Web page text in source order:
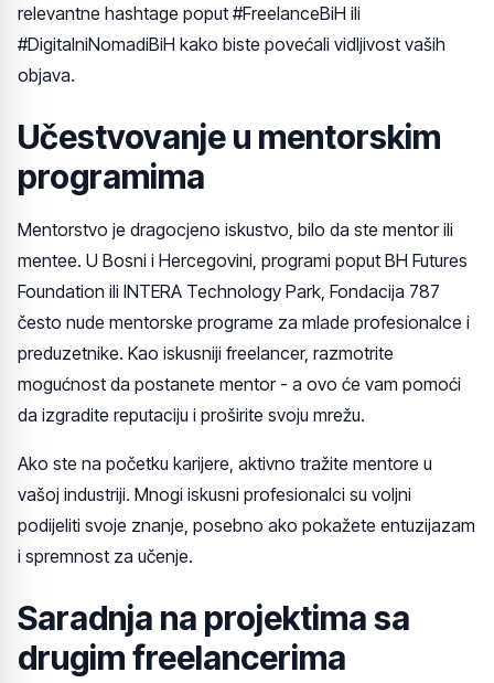
relevantne hashtage poput #FreelanceBiH ili
#DigitalniNomadiBiH kako biste povećali vidljivost vaših
objava.
Učestvovanje u mentorskim
programima
Mentorstvo je dragocjeno iskustvo, bilo da ste mentor ili
mentee. U Bosni i Hercegovini, programi poput BH Futures
Foundation ili INTERA Technology Park, Fondacija 787
često nude mentorske programe za mlade profesionalce i
preduzetnike. Kao iskusniji freelancer, razmotrite
mogućnost da postanete mentor - a ovo će vam pomoći
da izgradite reputaciju i proširite svoju mrežu.
Ako ste na početku karijere, aktivno tražite mentore u
vašoj industriji. Mnogi iskusni profesionalci su voljni
podijeliti svoje znanje, posebno ako pokažete entuzijazam
i spremnost za učenje.
Saradnja na projektima sa
drugim freelancerima